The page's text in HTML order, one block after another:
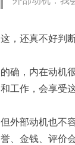
这，还真不好判
的确，内在动机
和工作，会享受
但外部动机也不
誉、金钱、评价